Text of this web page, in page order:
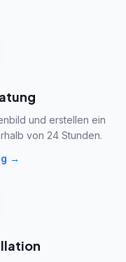
und erstellen ein
von 24 Stunden.
→